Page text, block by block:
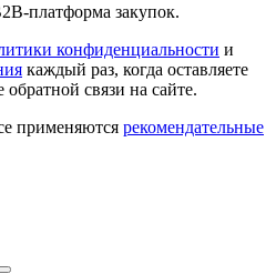
платформа закупок.
конфиденциальности и
каждый раз, когда оставляете
связи на сайте.
применяются рекомендательные